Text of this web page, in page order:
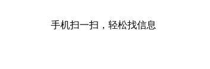
手机扫一扫，轻松找信息